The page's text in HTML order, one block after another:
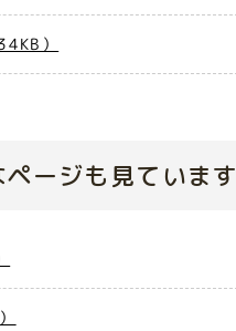
）
ージも見ています